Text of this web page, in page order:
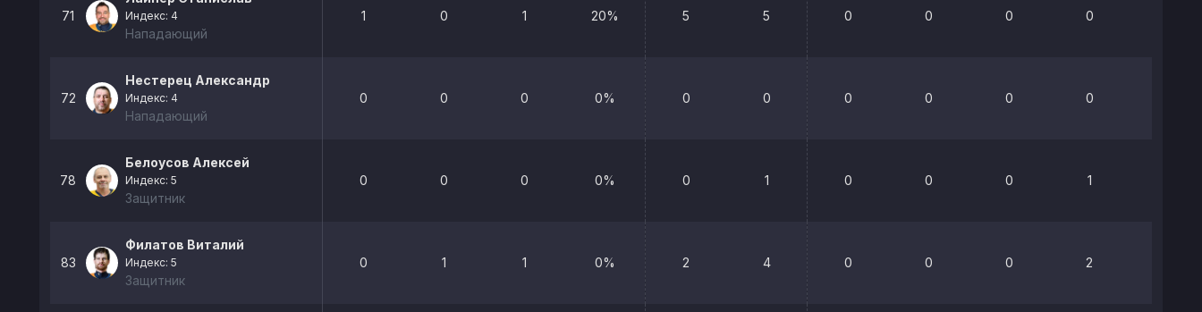
71 Индекс: 4
Нападающий
1 0 1 20% 5 5 0 0 0 0
72
Нестерец Александр
Индекс: 4
Нападающий
0 0 0 0% 0 0 0 0 0 0
78
Белоусов Алексей
Индекс: 5
Защитник
0 0 0 0% 0 1 0 0 0 1
83
Филатов Виталий
Индекс: 5
Защитник
0 1 1 0% 2 4 0 0 0 2